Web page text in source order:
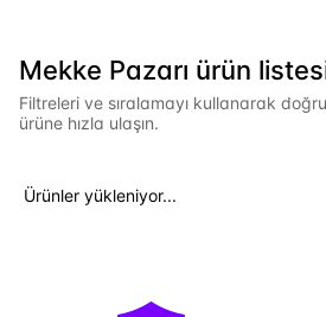
Mekke Pazarı ürün
Filtreleri ve sıralamayı kullanarak doğru
ürüne hızla ulaşın.
Ürünler yükleniyor...